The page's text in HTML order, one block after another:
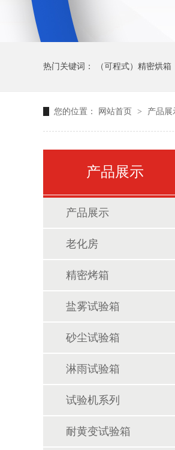
热门关键词： （可程式）精密烘箱
您的位置： 网站首页 > 产品展
产品展示
产品展示
老化房
精密烤箱
盐雾试验箱
砂尘试验箱
淋雨试验箱
试验机系列
耐黄变试验箱